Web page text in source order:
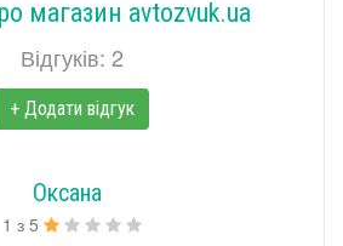
магазин avtozvuk.ua
Відгуків: 2
+ Додати відгук
Оксана
1 з 5